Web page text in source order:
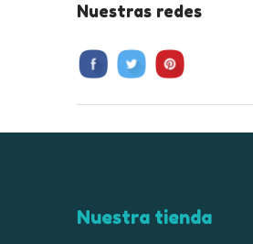
Nuestras redes
Nuestra tienda